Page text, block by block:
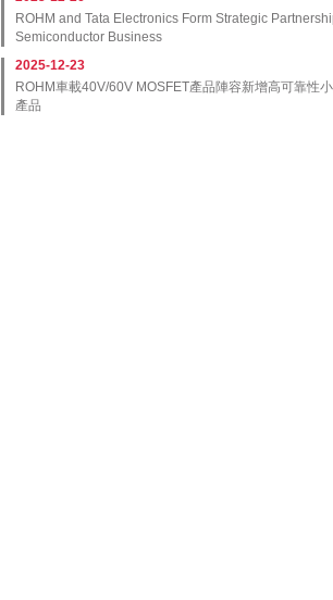
ROHM and Tata Electronics Form Strategic
Semiconductor Business
2025-12-23
ROHM車載40V/60V MOSFET產品陣容新增高可靠性
產品